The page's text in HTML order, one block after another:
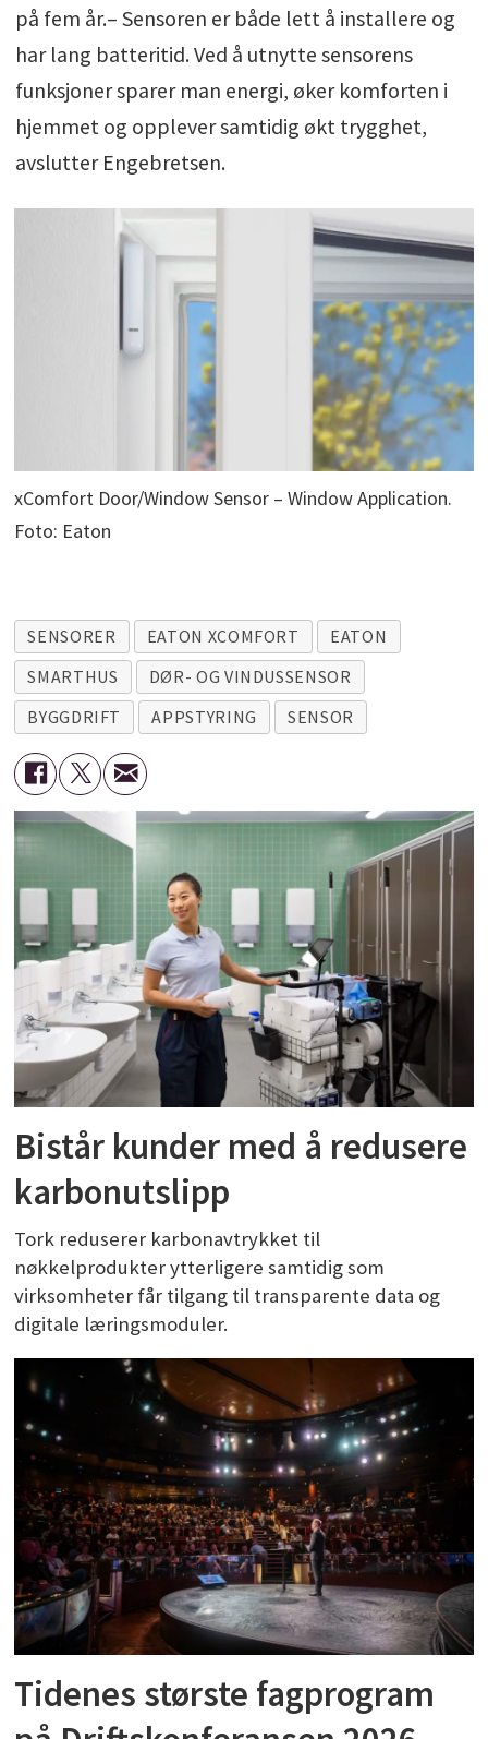
på fem år.– Sensoren er både lett å installere og
har lang batteritid. Ved å utnytte sensorens
funksjoner sparer man energi, øker komforten i
hjemmet og opplever samtidig økt trygghet,
avslutter Engebretsen.
xComfort Door/Window Sensor – Window Application.
Foto: Eaton
SENSORER EATON XCOMFORT
EATON
SMARTHUS
DØR- OG VINDUSSENSOR
BYGGDRIFT
APPSTYRING SENSOR
Bistår kunder med å redusere
karbonutslipp
Tork reduserer karbonavtrykket til
nøkkelprodukter ytterligere samtidig som
virksomheter får tilgang til transparente data og
digitale læringsmoduler.
Tidenes største fagprogram